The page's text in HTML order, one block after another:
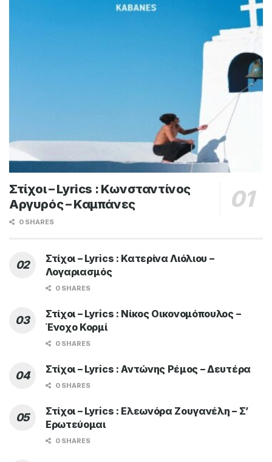
Στίχοι – Lyrics : Κωνσταντίνος
Αργυρός – Καμπάνες
0 SHARES
Στίχοι – Lyrics : Κατερίνα Λιόλιου –
Λογαριασμός
0 SHARES
Στίχοι – Lyrics : Νίκος Οικονομόπουλος –
Ένοχο Κορμί
0 SHARES
Στίχοι – Lyrics : Αντώνης Ρέμος – Δευτέρα
0 SHARES
Στίχοι – Lyrics : Ελεωνόρα Ζουγανέλη – Σ’
Ερωτεύομαι
0 SHARES